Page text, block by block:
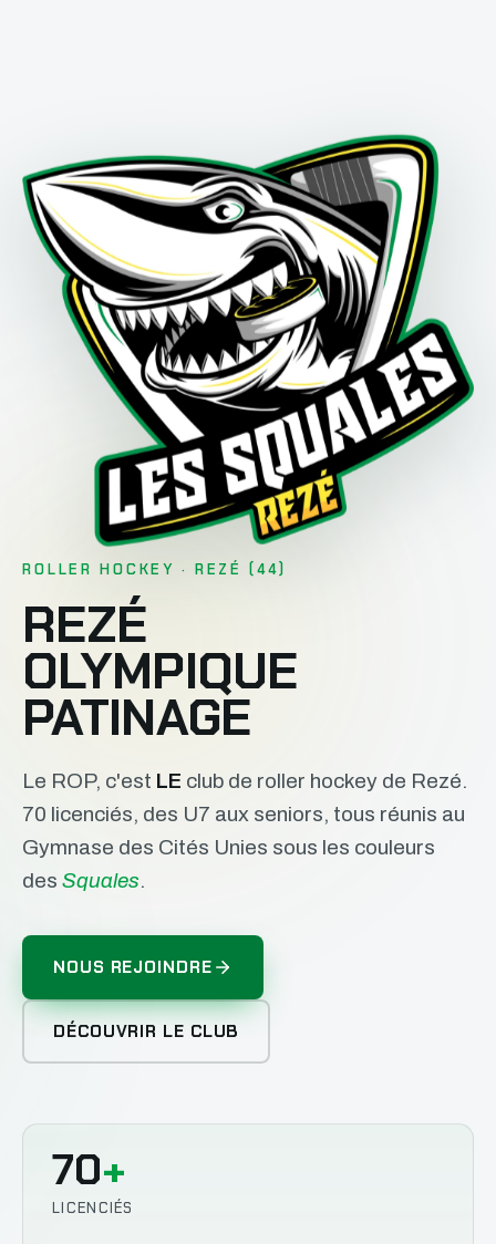
ROLLER HOCKEY · REZÉ (44)
REZÉ
OLYMPIQUE
PATINAGE
Le ROP, c'est LE club de roller hockey de Rezé.
70 licenciés, des U7 aux seniors, tous réunis au
Gymnase des Cités Unies sous les couleurs
des Squales.
NOUS REJOINDRE
DÉCOUVRIR LE CLUB
70+
LICENCIÉS